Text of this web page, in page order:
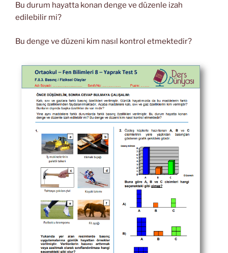
Bu durum hayatta konan denge ve düzenle izah
edilebilir mi?
Bu denge ve düzeni kim nasıl kontrol etmektedir?